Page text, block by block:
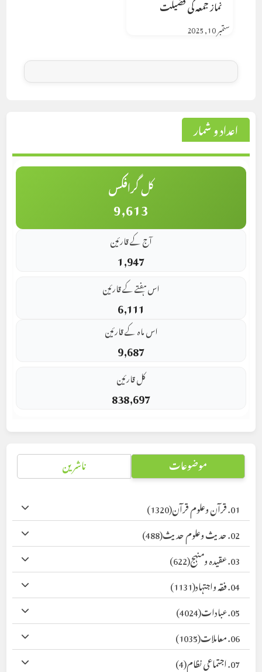
نماز جمعہ کی فضیلت
ستمبر 10, 2025
اعداد و شمار
کل گرافکس
9,613
آج کے قارئین
1,947
اس ہفتے کے قارئین
6,111
اس ماہ کے قارئین
9,687
کل قارئین
838,697
موضوعات ناشرین
01. قرآن وعلوم قرآن
(1320)
02. حدیث وعلوم حدیث
(488)
03. عقیدہ ومنہج
(622)
04. فقہ واجتہاد
(1131)
05. عبادات
(4024)
06. معاملات
(1035)
07. اجتماعی نظام
(4)